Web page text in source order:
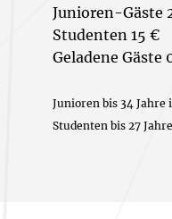
Junioren-Gäste
Studenten 15 €
Geladene Gäste
Junioren bis 34 Jahre
Studenten bis 27